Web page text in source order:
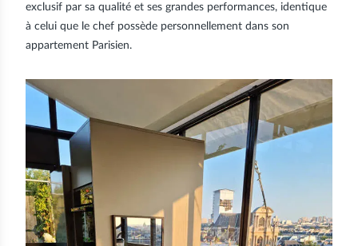
exclusif par sa qualité et ses grandes performances, identique
à celui que le chef possède personnellement dans son
appartement Parisien.